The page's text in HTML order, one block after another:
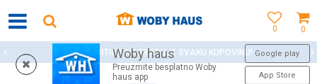
0
0
Woby haus
Preuzmite besplatno Woby
haus app
Google play
App Store
WOBY KARTICA NAGRAĐUJE SVAKU KUPOVINU!